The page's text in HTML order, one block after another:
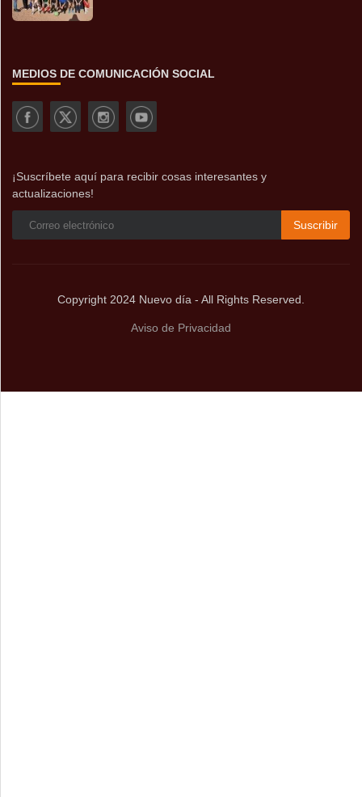
MEDIOS DE COMUNICACIÓN SOCIAL
¡Suscríbete aquí para recibir cosas interesantes y
actualizaciones!
Suscribir
Copyright 2024 Nuevo día - All Rights Reserved.
Aviso de Privacidad